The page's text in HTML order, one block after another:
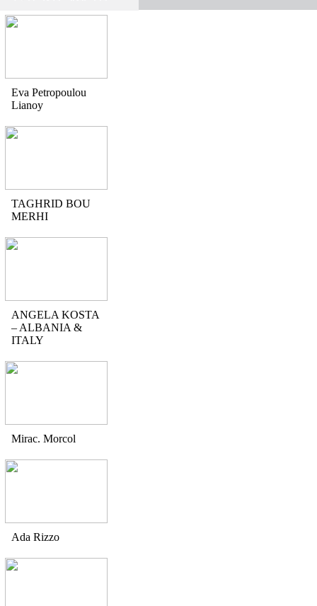
Eva Petropoulou
Lianoy
TAGHRID BOU
MERHI
ANGELA KOSTA
– ALBANIA &
ITALY
Mirac. Morcol
Ada Rizzo